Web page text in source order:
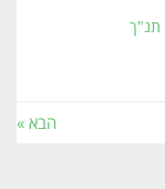
תנ"ך
הבא »